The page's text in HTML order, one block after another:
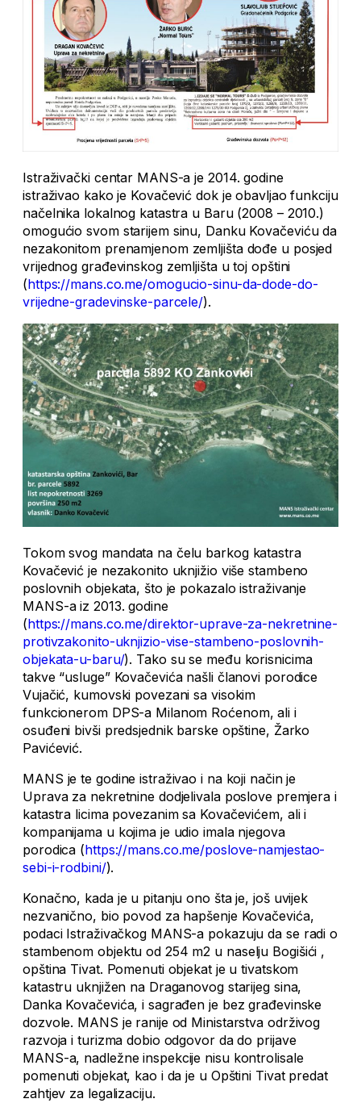
Istraživački centar MANS-a je 2014. godine
istraživao kako je Kovačević dok je obavljao funkciju
načelnika lokalnog katastra u Baru (2008 – 2010.)
omogućio svom starijem sinu, Danku Kovačeviću da
nezakonitom prenamjenom zemljišta dođe u posjed
vrijednog građevinskog zemljišta u toj opštini
(https://mans.co.me/omogucio-sinu-da-dode-do-
vrijedne-gradevinske-parcele/).
Tokom svog mandata na čelu barkog katastra
Kovačević je nezakonito uknjižio više stambeno
poslovnih objekata, što je pokazalo istraživanje
MANS-a iz 2013. godine
(https://mans.co.me/direktor-uprave-za-nekretnine-
protivzakonito-uknjizio-vise-stambeno-poslovnih-
objekata-u-baru/). Tako su se među korisnicima
takve “usluge” Kovačevića našli članovi porodice
Vujačić, kumovski povezani sa visokim
funkcionerom DPS-a Milanom Roćenom, ali i
osuđeni bivši predsjednik barske opštine, Žarko
Pavićević.
MANS je te godine istraživao i na koji način je
Uprava za nekretnine dodjelivala poslove premjera i
katastra licima povezanim sa Kovačevićem, ali i
kompanijama u kojima je udio imala njegova
porodica (https://mans.co.me/poslove-namjestao-
sebi-i-rodbini/).
Konačno, kada je u pitanju ono šta je, još uvijek
nezvanično, bio povod za hapšenje Kovačevića,
podaci Istraživačkog MANS-a pokazuju da se radi o
stambenom objektu od 254 m2 u naselju Bogišići ,
opština Tivat. Pomenuti objekat je u tivatskom
katastru uknjižen na Draganovog starijeg sina,
Danka Kovačevića, i sagrađen je bez građevinske
dozvole. MANS je ranije od Ministarstva održivog
razvoja i turizma dobio odgovor da do prijave
MANS-a, nadležne inspekcije nisu kontrolisale
pomenuti objekat, kao i da je u Opštini Tivat predat
zahtjev za legalizaciju.